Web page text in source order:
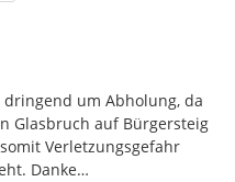
dringend um Abholung, da
Glasbruch auf Bürgersteig
Verletzungsgefahr
Danke…